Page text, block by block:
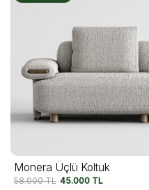
Monera Üçlü Koltuk
58.000TL 45.000 TL